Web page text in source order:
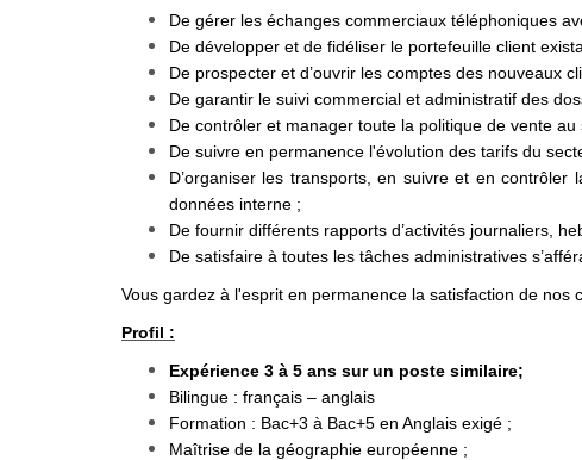
De gérer les échanges commerciaux téléphoniques
De développer et de fidéliser le portefeuille client
De prospecter et d’ouvrir les comptes des nouveaux
De garantir le suivi commercial et administratif des
De contrôler et manager toute la politique de vente au
De suivre en permanence l'évolution des tarifs du
D’organiser les transports, en suivre et en
données interne ;
De fournir différents rapports d’activités journaliers,
De satisfaire à toutes les tâches administratives
Vous gardez à l'esprit en permanence la satisfaction de nos
Profil :
Expérience 3 à 5 ans sur un poste similaire;
Bilingue : français – anglais
Formation : Bac+3 à Bac+5 en Anglais exigé ;
Maîtrise de la géographie européenne ;